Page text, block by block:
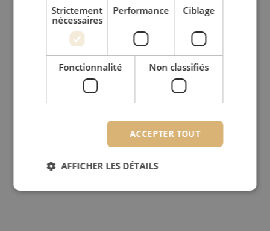
Strictement
nécessaires
Performance Ciblage
Fonctionnalité Non classifiés
ACCEPTER TOUT
AFFICHER LES DÉTAILS